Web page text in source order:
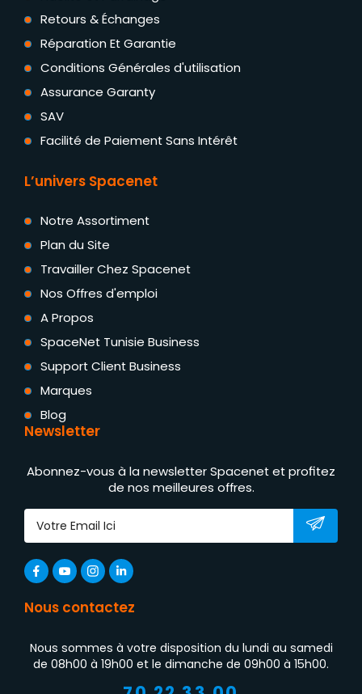
Retours & Échanges
Réparation Et Garantie
Conditions Générales d'utilisation
Assurance Garanty
SAV
Facilité de Paiement Sans Intérêt
L’univers Spacenet
Notre Assortiment
Plan du Site
Travailler Chez Spacenet
Nos Offres d'emploi
A Propos
SpaceNet Tunisie Business
Support Client Business
Marques
Blog
Newsletter
Abonnez-vous à la newsletter Spacenet et profitez
de nos meilleures offres.
Nous contactez
Nous sommes à votre disposition du lundi au samedi
de 08h00 à 19h00 et le dimanche de 09h00 à 15h00.